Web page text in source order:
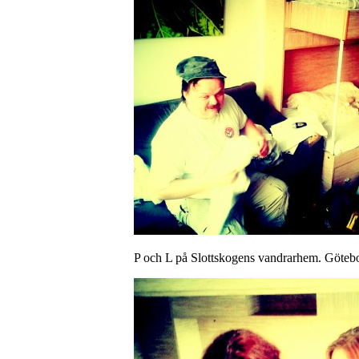
P och L på Slottskogens vandrarhem.